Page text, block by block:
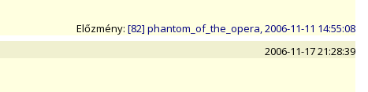
Előzmény: [82] phantom_of_the_opera, 2006-11-11 14:55:08
2006-11-17 21:28:39